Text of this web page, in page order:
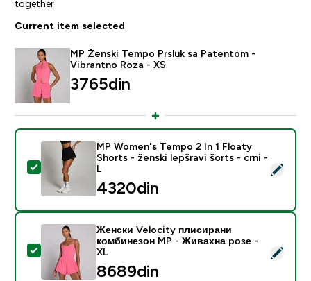
together
Current item selected
MP Ženski Tempo Prsluk sa Patentom -
Vibrantno Roza - XS
3765din‎
Select this product - MP Women's Tempo 2 In 1
MP Women's Tempo 2 In 1 Floaty
Shorts - ženski lepšravi šorts - crni -
L
4320din‎
Select this product - Женски Velocity плисирани
Женски Velocity плисирани
комбинезон MP - Живахна розе -
XL
8689din‎